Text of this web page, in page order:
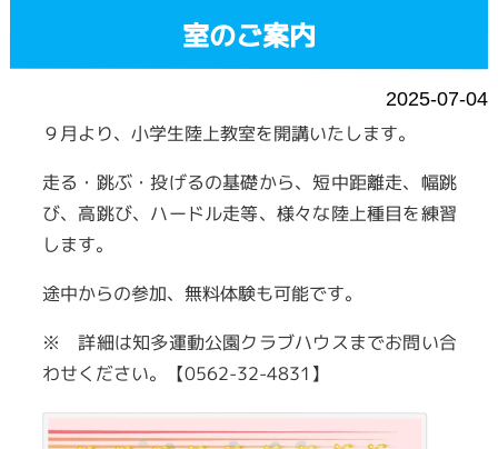
室のご案内
2025-07-04
９月より、小学生陸上教室を開講いたします。
走る・跳ぶ・投げるの基礎から、短中距離走、幅跳
び、高跳び、ハードル走等、様々な陸上種目を練習
します。
途中からの参加、無料体験も可能です。
※ 詳細は知多運動公園クラブハウスまでお問い合
わせください。【0562-32-4831】